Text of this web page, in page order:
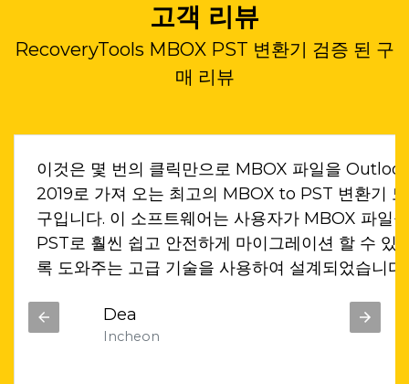
고객 리뷰
RecoveryTools MBOX PST 변환기 검증 된 구
매 리뷰
이것은 몇 번의 클릭만으로 MBOX 파일을
2019로 가져 오는 최고의 MBOX to PST 변환기 도
구입니다. 이 소프트웨어는 사용자가 MBOX 파일을
PST로 훨씬 쉽고 안전하게 마이그레이션 할 수 있
록 도와주는 고급 기술을 사용하여 설계되었습니다.
Dea
Incheon